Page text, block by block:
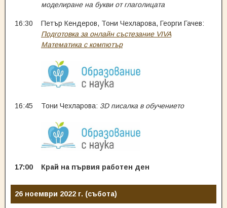
моделиране на букви от глаголицата
16:30
Петър Кендеров, Тони Чехларова, Георги Гачев:
Подготовка за онлайн състезание VIVA
Математика с компютър
16:45 Тони Чехларова: 3D писалка в обучението
17:00 Край на първия работен ден
26 ноември 2022 г. (събота)